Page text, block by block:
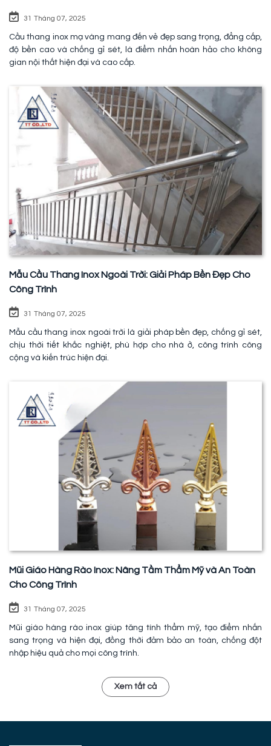
31 Tháng 07, 2025
Cầu thang inox mạ vàng mang đến vẻ đẹp sang trọng, đẳng cấp,
độ bền cao và chống gỉ sét, là điểm nhấn hoàn hảo cho không
gian nội thất hiện đại và cao cấp.
Mẫu Cầu Thang Inox Ngoài Trời: Giải Pháp Bền Đẹp Cho
Công Trình
31 Tháng 07, 2025
Mẫu cầu thang inox ngoài trời là giải pháp bền đẹp, chống gỉ sét,
chịu thời tiết khắc nghiệt, phù hợp cho nhà ở, công trình công
cộng và kiến trúc hiện đại.
Mũi Giáo Hàng Rào Inox: Nâng Tầm Thẩm Mỹ và An Toàn
Cho Công Trình
31 Tháng 07, 2025
Mũi giáo hàng rào inox giúp tăng tính thẩm mỹ, tạo điểm nhấn
sang trọng và hiện đại, đồng thời đảm bảo an toàn, chống đột
nhập hiệu quả cho mọi công trình.
Xem tất cả